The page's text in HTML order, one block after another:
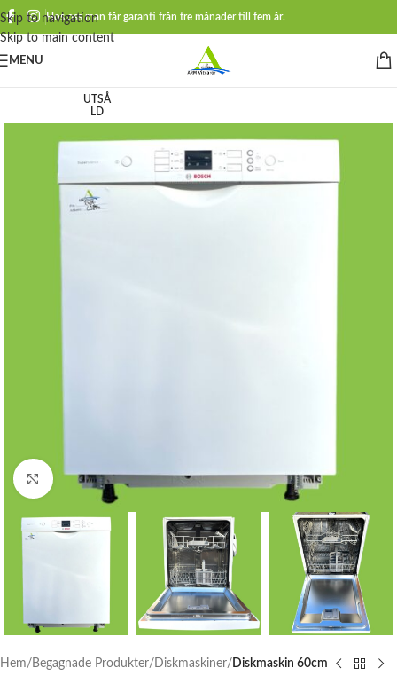
Skip to navigation
Skip to main content
Hos oss man får garanti från tre månader till fem år.
MENU
UTSÅ
LD
Click to enlarge
Hem Begagnade Produkter Diskmaskiner Diskmaskin 60cm